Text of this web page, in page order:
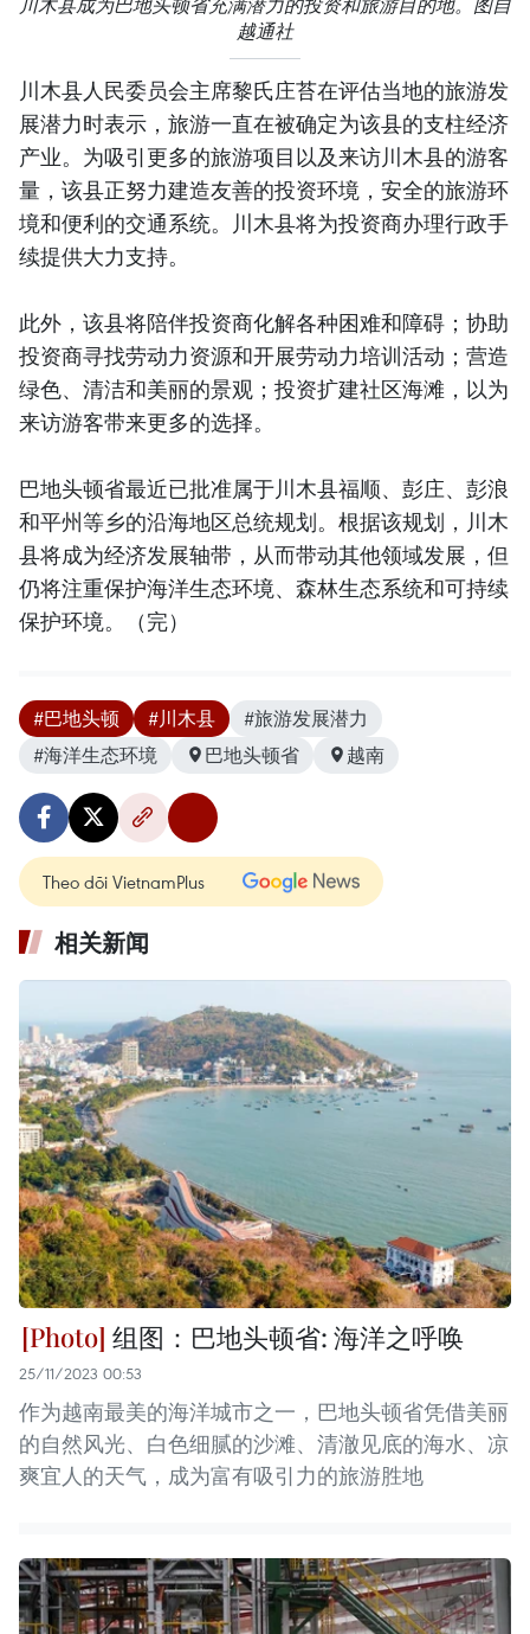
川木县成为巴地头顿省充满潜力的投资和旅游目的地。图自
越通社
川木县人民委员会主席黎氏庄苔在评估当地的旅游发
展潜力时表示，旅游一直在被确定为该县的支柱经济
产业。为吸引更多的旅游项目以及来访川木县的游客
量，该县正努力建造友善的投资环境，安全的旅游环
境和便利的交通系统。川木县将为投资商办理行政手
续提供大力支持。
此外，该县将陪伴投资商化解各种困难和障碍；协助
投资商寻找劳动力资源和开展劳动力培训活动；营造
绿色、清洁和美丽的景观；投资扩建社区海滩，以为
来访游客带来更多的选择。
巴地头顿省最近已批准属于川木县福顺、彭庄、彭浪
和平州等乡的沿海地区总统规划。根据该规划，川木
县将成为经济发展轴带，从而带动其他领域发展，但
仍将注重保护海洋生态环境、森林生态系统和可持续
保护环境。（完）
#巴地头顿 #川木县
#旅游发展潜力
#海洋生态环境
巴地头顿省 越南
Theo dõi VietnamPlus
相关新闻
组图：巴地头顿省: 海洋之呼唤
25/11/2023 00:53
作为越南最美的海洋城市之一，巴地头顿省凭借美丽
的自然风光、白色细腻的沙滩、清澈见底的海水、凉
爽宜人的天气，成为富有吸引力的旅游胜地